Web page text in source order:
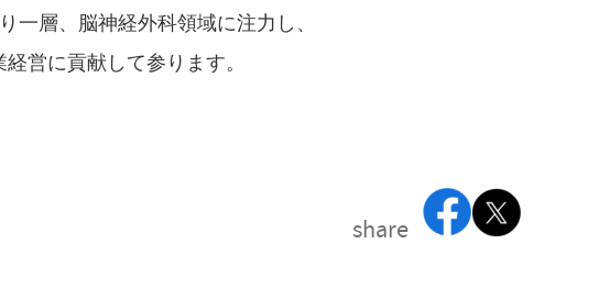
一層、脳神経外科領域に注力し、
営に貢献して参ります。
share